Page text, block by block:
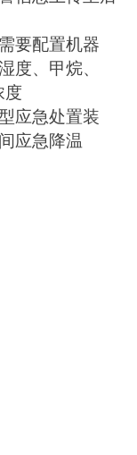
要配置机器
度、甲烷、
度
应急处置装
应急降温